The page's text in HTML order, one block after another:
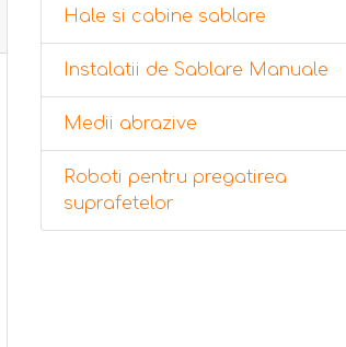
Hale si cabine sablare
Instalatii de Sablare Manuale
Medii abrazive
Roboti pentru pregatirea
suprafetelor